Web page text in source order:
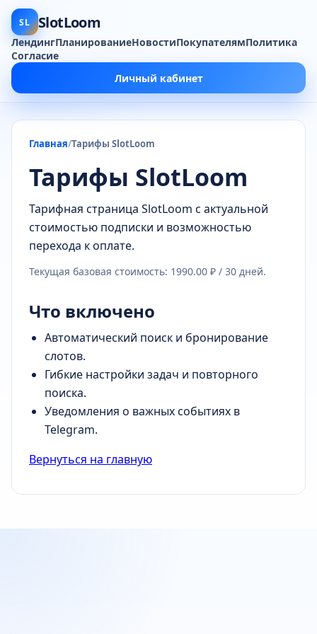
SL SlotLoom
ЛендингПланированиеНовостиПокупателямПолитика
Согласие
Личный кабинет
Главная Тарифы SlotLoom
Тарифы SlotLoom
Тарифная страница SlotLoom с актуальной
стоимостью подписки и возможностью
перехода к оплате.
Текущая базовая стоимость: 1990.00 ₽ / 30 дней.
Что включено
Автоматический поиск и бронирование
слотов.
Гибкие настройки задач и повторного
поиска.
Уведомления о важных событиях в
Telegram.
Вернуться на главную